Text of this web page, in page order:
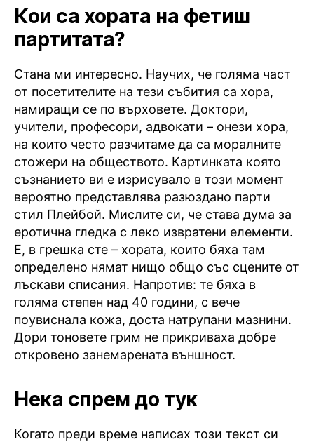
Кои са хората на фетиш
партитата?
Стана ми интересно. Научих, че голяма част
от посетителите на тези събития са хора,
намиращи се по върховете. Доктори,
учители, професори, адвокати – онези хора,
на които често разчитаме да са моралните
стожери на обществото. Картинката която
съзнанието ви е изрисувало в този момент
вероятно представлява разюздано парти
стил Плейбой. Мислите си, че става дума за
еротична гледка с леко извратени елементи.
Е, в грешка сте – хората, които бяха там
определено нямат нищо общо със сцените от
лъскави списания. Напротив: те бяха в
голяма степен над 40 години, с вече
поувиснала кожа, доста натрупани мазнини.
Дори тоновете грим не прикриваха добре
откровено занемарената външност.
Нека спрем до тук
Когато преди време написах този текст си